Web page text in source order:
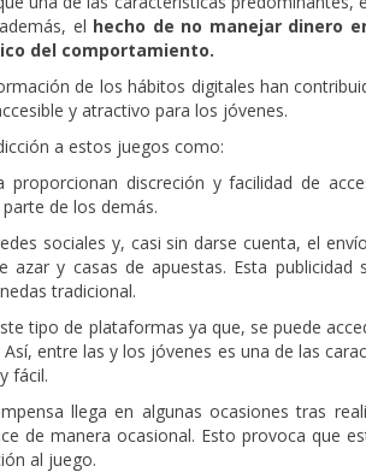
el hecho de no manejar dinero
del comportamiento.
de los hábitos digitales han
y atractivo para los jóvenes.
a estos juegos como:
discreción y facilidad de
de los demás.
sociales y, casi sin darse cuenta, el
y casas de apuestas. Esta publicidad
tradicional.
tipo de plataformas ya que, se puede
entre las y los jóvenes es una de las
fácil.
llega en algunas ocasiones tras
de manera ocasional. Esto provoca que
al juego.